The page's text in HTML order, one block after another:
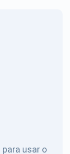
usar o